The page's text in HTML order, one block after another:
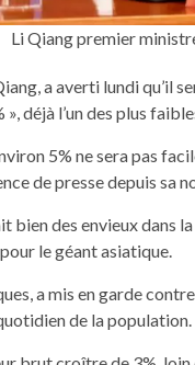
Li Qiang premier
a averti lundi qu’il
déjà l’un des plus
5% ne sera pas
de presse depuis sa
des envieux dans
le géant asiatique.
a mis en garde
de la population.